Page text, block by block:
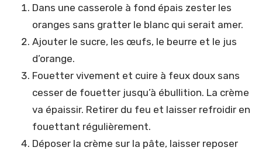
Dans une casserole à fond épais zester les
oranges sans gratter le blanc qui serait amer.
Ajouter le sucre, les œufs, le beurre et le jus
d’orange.
Fouetter vivement et cuire à feux doux sans
cesser de fouetter jusqu’à ébullition. La crème
va épaissir. Retirer du feu et laisser refroidir en
fouettant régulièrement.
Déposer la crème sur la pâte, laisser reposer